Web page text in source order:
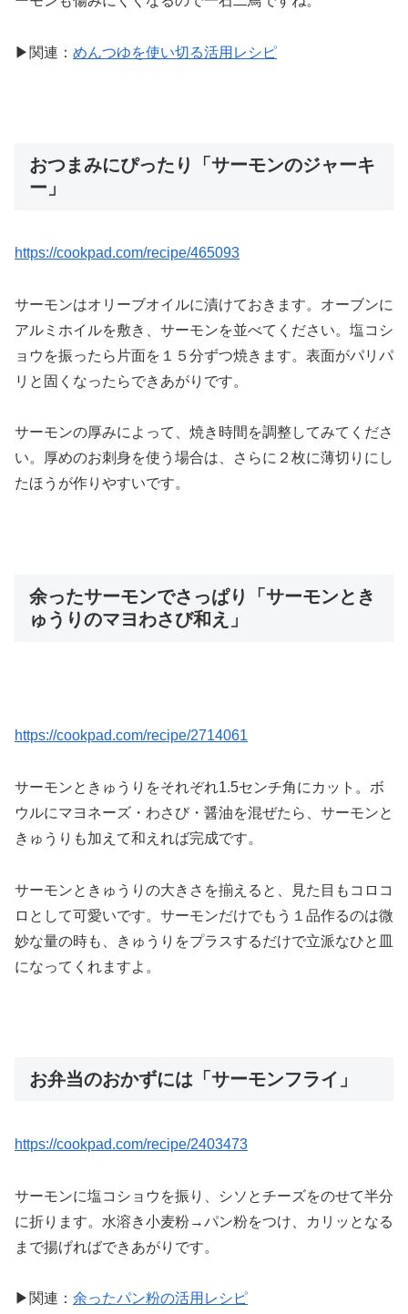
▶関連： めんつゆを使い切る活用レシピ
おつまみにぴったり「サーモンのジャーキ
ー」
https://cookpad.com/recipe/465093
サーモンはオリーブオイルに漬けておきます。オーブンに
アルミホイルを敷き、サーモンを並べてください。塩コシ
ョウを振ったら片面を１５分ずつ焼きます。表面がパリパ
リと固くなったらできあがりです。
サーモンの厚みによって、焼き時間を調整してみてくださ
い。厚めのお刺身を使う場合は、さらに２枚に薄切りにし
たほうが作りやすいです。
余ったサーモンでさっぱり「サーモンとき
ゅうりのマヨわさび和え」
https://cookpad.com/recipe/2714061
サーモンときゅうりをそれぞれ1.5センチ角にカット。ボ
ウルにマヨネーズ・わさび・醤油を混ぜたら、サーモンと
きゅうりも加えて和えれば完成です。
サーモンときゅうりの大きさを揃えると、見た目もコロコ
ロとして可愛いです。サーモンだけでもう１品作るのは微
妙な量の時も、きゅうりをプラスするだけで立派なひと皿
になってくれますよ。
お弁当のおかずには「サーモンフライ」
https://cookpad.com/recipe/2403473
サーモンに塩コショウを振り、シソとチーズをのせて半分
に折ります。水溶き小麦粉→パン粉をつけ、カリッとなる
まで揚げればできあがりです。
▶関連： 余ったパン粉の活用レシピ